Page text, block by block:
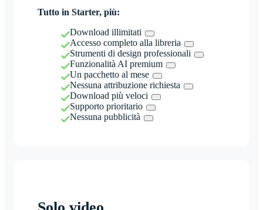
Tutto in Starter, più:
Download illimitati
Accesso completo alla libreria
Strumenti di design professionali
Funzionalità AI premium
Un pacchetto al mese
Nessuna attribuzione richiesta
Download più veloci
Supporto prioritario
Nessuna pubblicità